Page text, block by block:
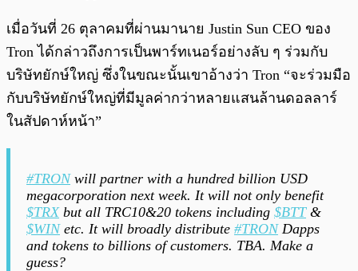
เมื่อวันที่ 26 ตุลาคมที่ผ่านมานาย Justin Sun CEO ของ
Tron ได้กล่าวถึงการเป็นพาร์ทเนอร์อย่างลับ ๆ ร่วมกับ
บริษัทยักษ์ใหญ่ ซึ่งในขณะนั้นเขาอ้างว่า Tron “จะร่วมมือ
กับบริษัทยักษ์ใหญ่ที่มีมูลค่ากว่าหลายแสนล้านดอลลาร์
ในสัปดาห์หน้า”
#TRONwill partner with a hundred billion USD
megacorporation next week. It will not only benefit
$TRXbut all TRC10&20 tokens including $BTT&
$WINetc. It will broadly distribute #TRONDapps
and tokens to billions of customers. TBA. Make a
guess?